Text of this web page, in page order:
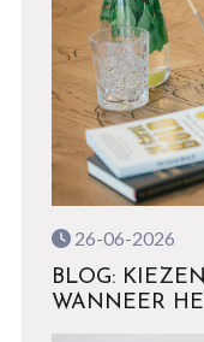
26-06-2026
BLOG:
WANNEER